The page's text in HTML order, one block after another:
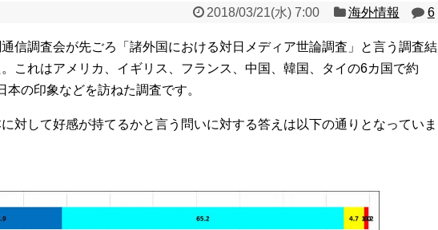
2018/03/21(水) 7:00 海外情報 6
信調査会が先ごろ「諸外国における対日メディア世論調査」と言う調査結
これはアメリカ、イギリス、フランス、中国、韓国、タイの6カ国で約
本の印象などを訪ねた調査です。
対して好感が持てるかと言う問いに対する答えは以下の通りとなっていま